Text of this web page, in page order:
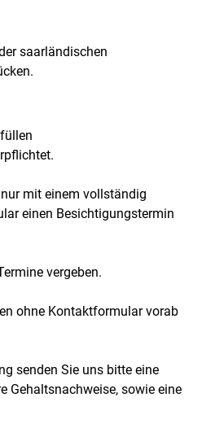
saarländischen
mit einem vollständig
einen Besichtigungstermin
vergeben.
ohne Kontaktformular vorab
senden Sie uns bitte eine
Gehaltsnachweise, sowie eine